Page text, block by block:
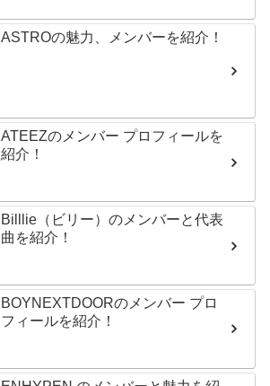
ASTROの魅力、メンバーを紹介！
ATEEZのメンバー プロフィールを
紹介！
Billlie（ビリー）のメンバーと代表
曲を紹介！
BOYNEXTDOORのメンバー プロ
フィールを紹介！